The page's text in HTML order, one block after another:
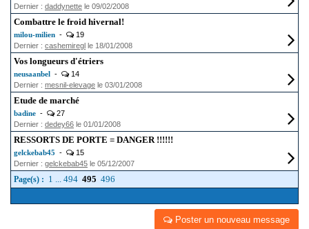
Dernier : daddynette le 09/02/2008
Combattre le froid hivernal!
milou-milien -
19
Dernier : cashemiregl le 18/01/2008
Vos longueurs d'étriers
neusaanbel -
14
Dernier : mesnil-elevage le 03/01/2008
Etude de marché
badine -
27
Dernier : dedey66 le 01/01/2008
RESSORTS DE PORTE = DANGER !!!!!!
gelckebab45 -
15
Dernier : gelckebab45 le 05/12/2007
Page(s) : 1 ... 494 495 496
Poster un nouveau message